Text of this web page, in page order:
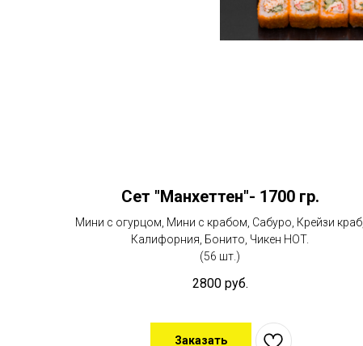
Сет "Манхеттен"- 1700 гр.
Мини с огурцом, Мини с крабом, Сабуро, Крейзи краб,
Калифорния, Бонито, Чикен HOT.
(56 шт.)
2800 руб.
Заказать